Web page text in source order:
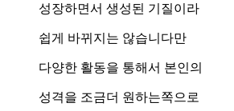
성장하면서 생성된 기질이라
쉽게 바뀌지는 않습니다만
다양한 활동을 통해서 본인의
성격을 조금더 원하는쪽으로